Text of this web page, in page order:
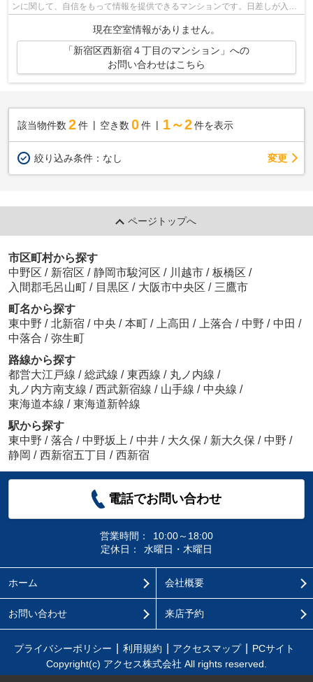
ンに関して、自信をもって情報を提供できるマンションです。日差しが入る
現在空室情報がありません。
「新宿区西新宿４丁目のマンション」への
お問い合わせはこちら
該当物件数 2件 空き数 0 件 1～2 件を表示
絞り込み条件： なし 変更
ページトップへ
市区町村から探す
中野区 / 新宿区 / 静岡市駿河区 / 川越市 / 板橋区 /
入間郡毛呂山町 / 目黒区 / 大阪市中央区 / 三鷹市
町名から探す
東中野 / 北新宿 / 中央 / 本町 / 上高田 / 上落合 / 中野 / 中田 /
中落合 / 弥生町
路線から探す
都営大江戸線 / 総武線 / 東西線 / 丸ノ内線 /
丸ノ内方南支線 / 西武新宿線 / 山手線 / 中央線 /
東海道本線 / 東海道新幹線
駅から探す
東中野 / 落合 / 中野坂上 / 中井 / 大久保 / 新大久保 / 中野 /
静岡 / 西新宿五丁目 / 西新宿
電話でお問い合わせ
営業時間：
10:00～18:00
定休日：
水曜日・木曜日
ホーム 会社概要
お問い合わせ 来店予約
プライバシーポリシー 利用規約 アクセスマップ
PCサイト
Copyright(c) アクセス株式会社 All rights reserved.